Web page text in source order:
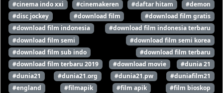
#cinema indo xxi
#cinemakeren #daftar hitam
#demon
#disc jockey
#download film
#download film gratis
#download film indonesia
#download film indonesia terbaru
#download film semi
#download film semi korea
#download film sub indo
#download film terbaru
#download film terbaru 2019
#download movie
#dunia 21
#dunia21
#dunia21.org #dunia21.pw
#duniafilm21
#england
#filmapik #film apik
#film bioskop